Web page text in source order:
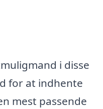
i disse
for at indhente
mest passende